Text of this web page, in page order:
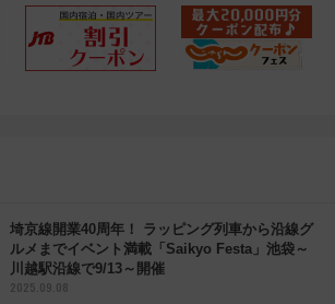
埼京線開業40周年！ ラッピング列車から沿線グ
ルメまでイベント満載「Saikyo Festa」池袋～
川越駅沿線で9/13～開催
2025.09.08